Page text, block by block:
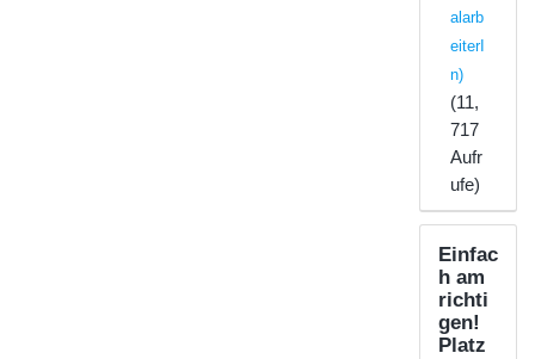
alarb
eiterI
n)
(11,
717
Aufr
ufe)
Einfac
h am
richti
gen!
Platz